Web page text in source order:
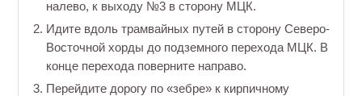
налево, к выходу №3 в сторону МЦК.
Идите вдоль трамвайных путей в сторону Северо-
Восточной хорды до подземного перехода МЦК. В
конце перехода поверните направо.
Перейдите дорогу по «зебре» к кирпичному